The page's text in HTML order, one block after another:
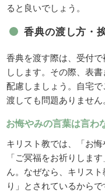
ると良いでしょう。
香典の渡し方・
香典を渡す際は、受付
しします。その際、表
配慮しましょう。自宅
渡しても問題ありません
お悔やみの言葉は言わ
キリスト教では、「お悔
「ご冥福をお祈りしま
ん。なぜなら、キリス
り」とされているから